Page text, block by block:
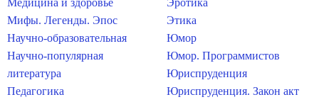
Медицина и здоровье
Мифы. Легенды. Эпос
Научно-образовательная
Научно-популярная
литература
Педагогика
Эротика
Этика
Юмор
Юмор. Программистов
Юриспруденция
Юриспруденция. Закон акт